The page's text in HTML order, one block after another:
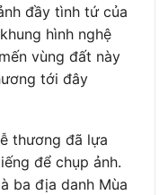
đầy tình tứ của
hình nghệ
vùng đất này
tới đây
thương đã lựa
để chụp ảnh.
ba địa danh Mùa